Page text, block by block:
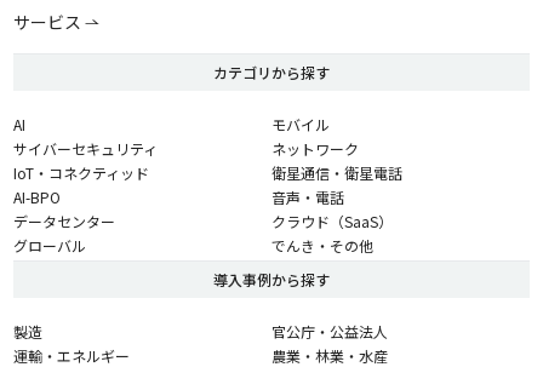
サービス
カテゴリから探す
AI
サイバーセキュリティ
IoT・コネクティッド
AI-BPO
データセンター
グローバル
モバイル
ネットワーク
衛星通信・衛星電話
音声・電話
クラウド（SaaS）
でんき・その他
導入事例から探す
製造
運輸・エネルギー
官公庁・公益法人
農業・林業・水産